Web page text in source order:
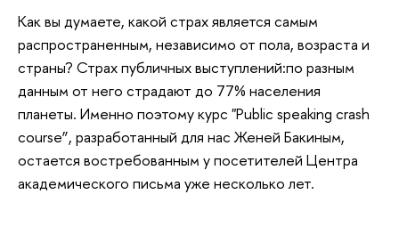
Как вы думаете, какой страх является самым
распространенным, независимо от пола, возраста и
страны? Страх публичных выступлений:по разным
данным от него страдают до 77% населения
планеты. Именно поэтому курс "Public speaking crash
course”, разработанный для нас Женей Бакиным,
остается востребованным у посетителей Центра
академического письма уже несколько лет.